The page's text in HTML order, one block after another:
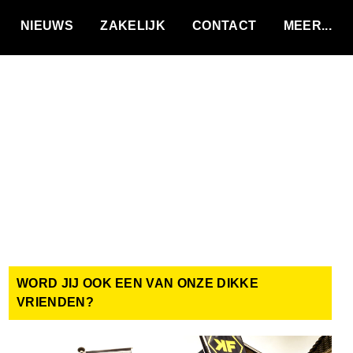
NIEUWS ZAKELIJK CONTACT
WORD JIJ OOK EEN VAN ONZE DIKKE
VRIENDEN?